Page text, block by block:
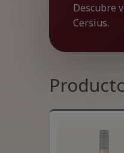
Descubre
Cersius.